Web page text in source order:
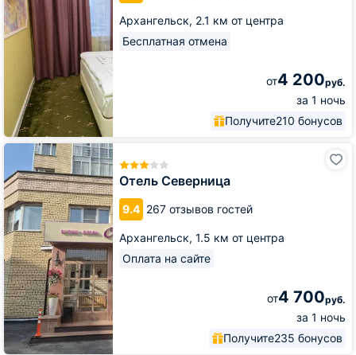
Архангельск, 2.1 км от центра
Бесплатная отмена
от4 200руб.
за 1 ночь
Получите210 бонусов
Отель Северница
9.4 267 отзывов гостей
Архангельск, 1.5 км от центра
Оплата на сайте
от4 700руб.
за 1 ночь
Получите235 бонусов
Отель
Северница